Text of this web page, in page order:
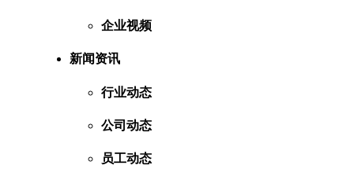
企业视频
新闻资讯
行业动态
公司动态
员工动态